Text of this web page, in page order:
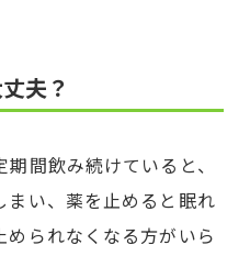
夫？
間飲み続けていると、
まい、薬を止めると眠れ
られなくなる方がいら